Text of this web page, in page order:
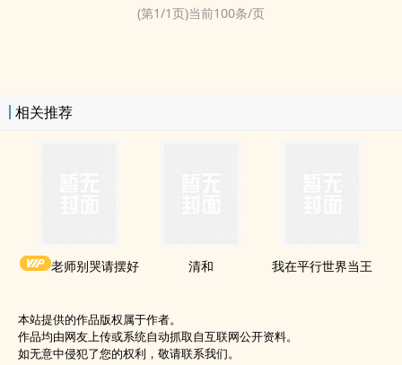
(第1/1页)当前100条/页
相关推荐
老师别哭请摆好 清和 我在平行世界当王
本站提供的作品版权属于作者。
作品均由网友上传或系统自动抓取自互联网公开资料。
如无意中侵犯了您的权利，敬请联系我们。